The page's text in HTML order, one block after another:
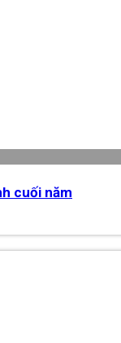
cuối năm